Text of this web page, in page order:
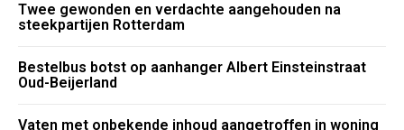
Twee gewonden en verdachte aangehouden na
steekpartijen Rotterdam
Bestelbus botst op aanhanger Albert Einsteinstraat
Oud-Beijerland
Vaten met onbekende inhoud aangetroffen in woning